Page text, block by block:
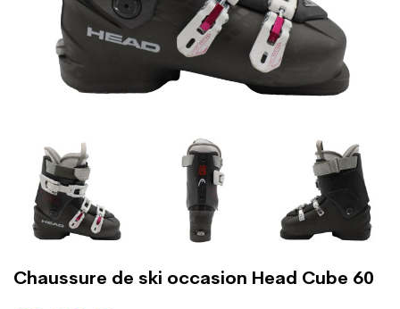
Chaussure de ski occasion Head Cube 60